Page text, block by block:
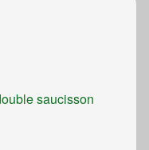
saucisson